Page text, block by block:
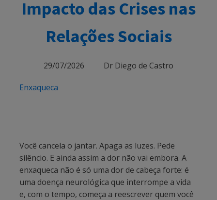
Impacto das Crises nas
Relações Sociais
29/07/2026 Dr Diego de Castro
Enxaqueca
Você cancela o jantar. Apaga as luzes. Pede
silêncio. E ainda assim a dor não vai embora. A
enxaqueca não é só uma dor de cabeça forte: é
uma doença neurológica que interrompe a vida
e, com o tempo, começa a reescrever quem você